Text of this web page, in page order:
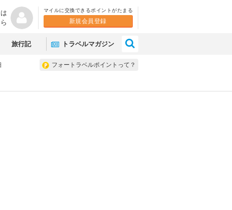
マイルに交換できるポイントがたまる
新規会員登録
旅行記 トラベルマガジン
フォートラベルポイントって？